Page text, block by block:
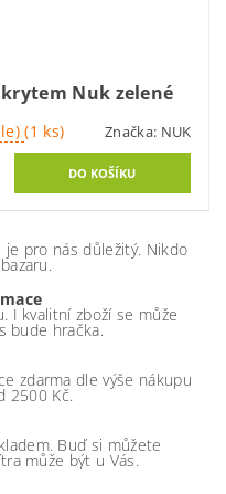
Nuk zelené
(1 ks) Značka: NUK
je pro nás důležitý. Nikdo
I kvalitní zboží se může
bude hračka.
zdarma dle výše nákupu
2500 Kč.
Buď si můžete
může být u Vás.